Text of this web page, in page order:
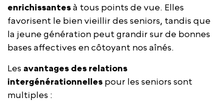
enrichissantesà tous points de vue. Elles
favorisent le bien vieillir des seniors, tandis que
la jeune génération peut grandir sur de bonnes
bases affectives en côtoyant nos aînés.
Les avantages des relations
intergénérationnelles pour les seniors sont
multiples :